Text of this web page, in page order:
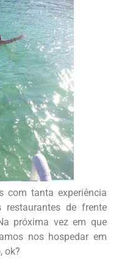
com tanta experiência
de frente
próxima vez em que
nos hospedar em
ok?